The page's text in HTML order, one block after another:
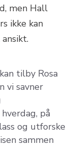
men Hall
ikke kan
tilby Rosa
vi savner
på
og utforske
sammen